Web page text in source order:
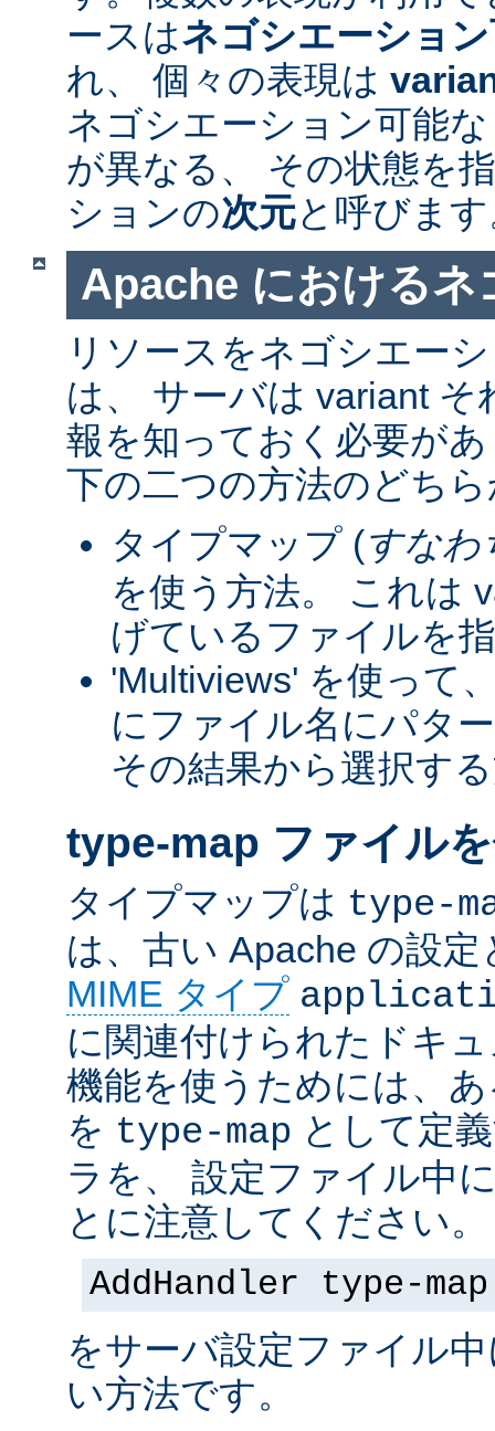
ースはネゴシエーショ
れ、 個々の表現は
ネゴシエーション可能
が異なる、 その状態を
ションの次元と呼びま
Apache におけるネ
リソースをネゴシエー
は、 サーバは variant
報を知っておく必要が
下の二つの方法のどち
タイプマップ (すなわ
を使う方法。 これは
げているファイルを
'Multiviews' を使って
にファイル名にパタ
その結果から選択す
type-map ファイル
タイプマップは type-
は、古い Apache の設
MIME タイプ
に関連付けられたドキ
機能を使うためには、
を type-map として定
ラを、 設定ファイル中
とに注意してください
AddHandler type-
をサーバ設定ファイル
い方法です。